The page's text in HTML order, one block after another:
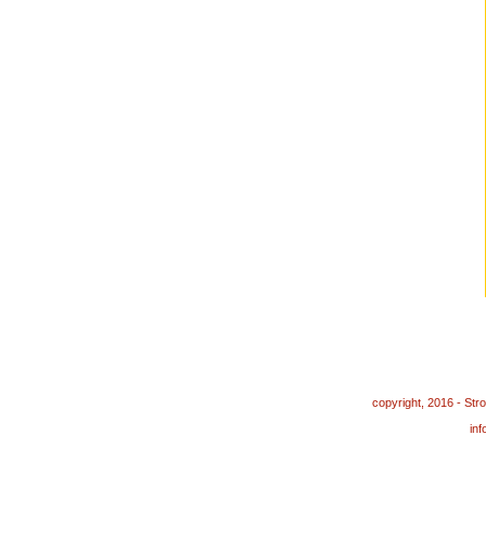
copyright, 2016 -